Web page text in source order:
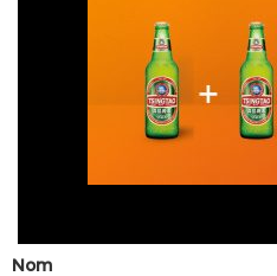
Nom